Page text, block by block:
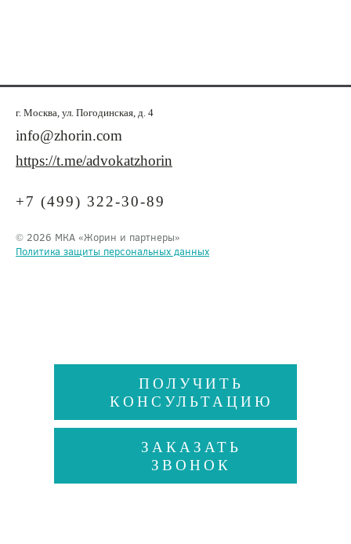
г. Москва, ул. Погодинская, д. 4
info@zhorin.com
https://t.me/advokatzhorin
+7 (499) 322-30-89
© 2026 МКА «Жорин и партнеры»
Политика защиты персональных данных
ПОЛУЧИТЬ
КОНСУЛЬТАЦИЮ
ЗАКАЗАТЬ
ЗВОНОК